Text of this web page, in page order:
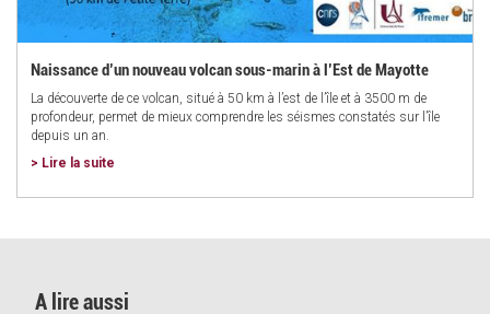
Naissance d’un nouveau volcan sous-marin à l’Est de Mayotte
La découverte de ce volcan, situé à 50 km à l’est de l’île et à 3500 m de
profondeur, permet de mieux comprendre les séismes constatés sur l’île
depuis un an.
> Lire la suite
A lire aussi